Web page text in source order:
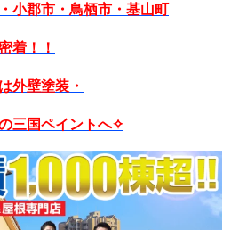
小郡市・鳥栖市・基山町
着！！
外壁塗装・
三国ペイントへ✧